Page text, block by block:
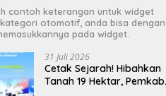
contoh keterangan untuk widget
otomotif, anda bisa dengan
pada widget.
31 Juli 2026
Cetak Sejarah! Hibahkan
Tanah 19 Hektar, Pemkab